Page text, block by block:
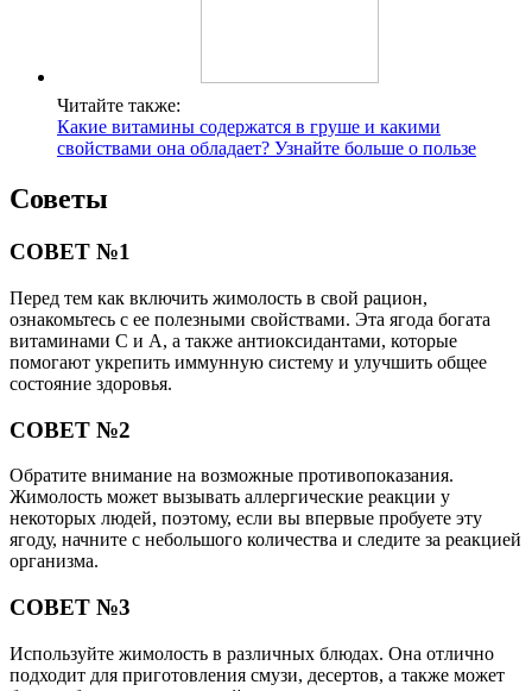
Читайте также:
Какие витамины содержатся в груше и какими
свойствами она обладает? Узнайте больше о пользе
Советы
СОВЕТ №1
Перед тем как включить жимолость в свой рацион,
ознакомьтесь с ее полезными свойствами. Эта ягода богата
витаминами C и A, а также антиоксидантами, которые
помогают укрепить иммунную систему и улучшить общее
состояние здоровья.
СОВЕТ №2
Обратите внимание на возможные противопоказания.
Жимолость может вызывать аллергические реакции у
некоторых людей, поэтому, если вы впервые пробуете эту
ягоду, начните с небольшого количества и следите за реакцией
организма.
СОВЕТ №3
Используйте жимолость в различных блюдах. Она отлично
подходит для приготовления смузи, десертов, а также может